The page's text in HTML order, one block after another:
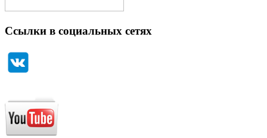
Ссылки в социальных сетях